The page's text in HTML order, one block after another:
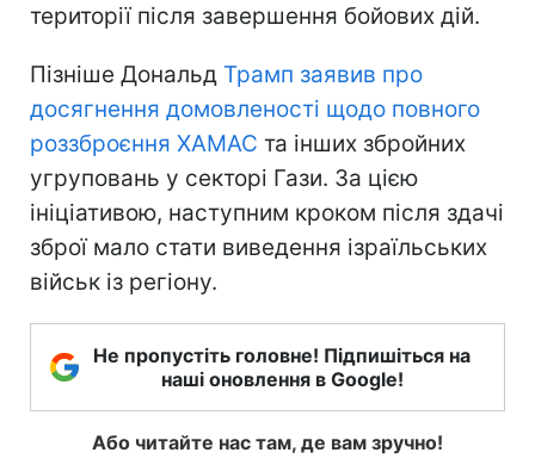
території після завершення бойових дій.
Пізніше Дональд Трамп заявив про
досягнення домовленості щодо повного
роззброєння ХАМАС та інших збройних
угруповань у секторі Гази. За цією
ініціативою, наступним кроком після здачі
зброї мало стати виведення ізраїльських
військ із регіону.
Не пропустіть головне! Підпишіться на
наші оновлення в Google!
Або читайте нас там, де вам зручно!